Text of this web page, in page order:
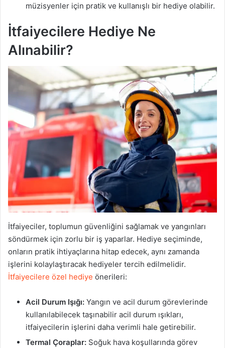
müzisyenler için pratik ve kullanışlı bir hediye olabilir.
İtfaiyecilere Hediye Ne
Alınabilir?
İtfaiyeciler, toplumun güvenliğini sağlamak ve yangınları
söndürmek için zorlu bir iş yaparlar. Hediye seçiminde,
onların pratik ihtiyaçlarına hitap edecek, aynı zamanda
işlerini kolaylaştıracak hediyeler tercih edilmelidir.
İtfaiyecilere özel hediye önerileri:
Acil Durum Işığı: Yangın ve acil durum görevlerinde
kullanılabilecek taşınabilir acil durum ışıkları,
itfaiyecilerin işlerini daha verimli hale getirebilir.
Termal Çoraplar: Soğuk hava koşullarında görev